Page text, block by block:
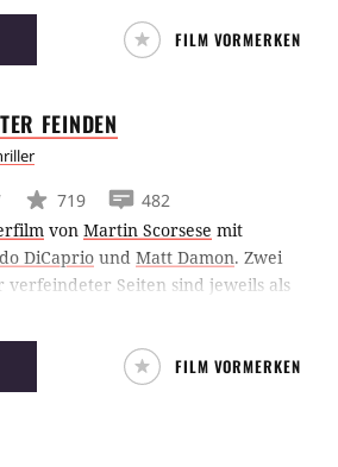
von zwei idiotischen Gangstern
um seinen Schwiegervater zu
Dafür gab es 1997 zwei Oscars.
FILM VORMERKEN
FEINDEN
719
482
von Martin Scorsese mit
DiCaprio und Matt Damon. Zwei
verfeindeter Seiten sind jeweils als
und laufen Gefahr jederzeit
zu werden.
FILM VORMERKEN